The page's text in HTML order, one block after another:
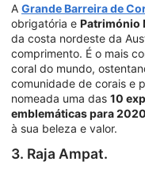
A Grande Barreira de
obrigatória e Património
da costa nordeste da
comprimento. É o mais
coral do mundo,
comunidade de corais e
nomeada uma das 10
emblemáticas para
à sua beleza e valor.
3. Raja Ampat.